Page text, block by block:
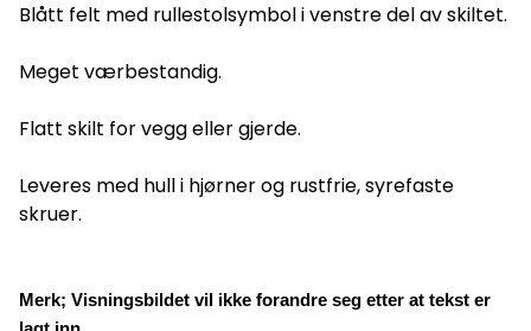
Blått felt med rullestolsymbol i venstre del av skiltet.
Meget værbestandig.
Flatt skilt for vegg eller gjerde.
Leveres med hull i hjørner og rustfrie, syrefaste
skruer.
Merk; Visningsbildet vil ikke forandre seg etter at tekst er